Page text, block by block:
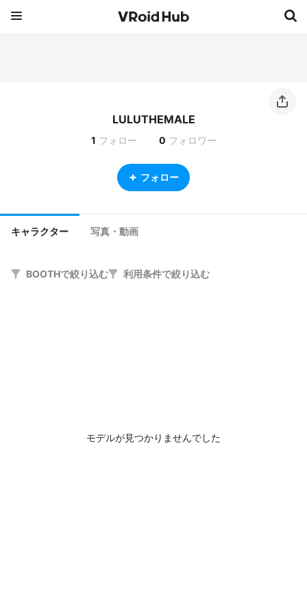
LULUTHEMALE
1 フォロー 0 フォロワー
フォロー
キャラクター 写真・動画
BOOTHで絞り込む 利用条件で絞り込む
モデルが見つかりませんでした